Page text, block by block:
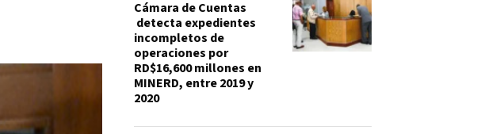
Cámara de Cuentas
detecta expedientes
incompletos de
operaciones por
RD$16,600 millones en
MINERD, entre 2019 y
2020